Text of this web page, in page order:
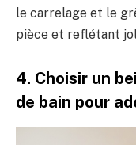
le carrelage et le
pièce et reflétant
4. Choisir un
de bain pour